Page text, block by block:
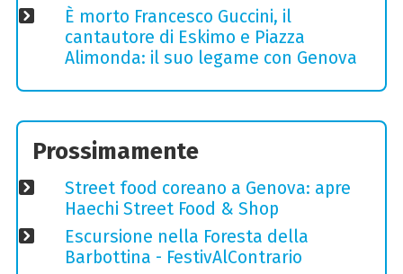
È morto Francesco Guccini, il
cantautore di Eskimo e Piazza
Alimonda: il suo legame con Genova
Prossimamente
Street food coreano a Genova: apre
Haechi Street Food & Shop
Escursione nella Foresta della
Barbottina - FestivAlContrario